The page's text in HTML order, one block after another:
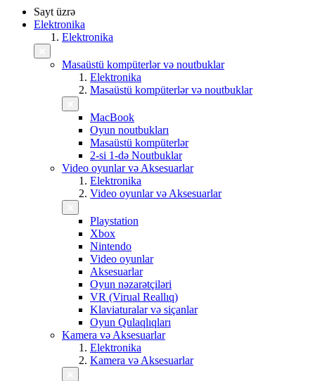
Sayt üzrə
Elektronika
Elektronika
Masaüstü kompüterlər və noutbuklar
Elektronika
Masaüstü kompüterlər və noutbuklar
MacBook
Oyun noutbukları
Masaüstü kompüterlər
2-si 1-də Noutbuklar
Video oyunlar və Aksesuarlar
Elektronika
Video oyunlar və Aksesuarlar
Playstation
Xbox
Nintendo
Video oyunlar
Aksesuarlar
Oyun nəzarətçiləri
VR (Virual Reallıq)
Klaviaturalar və siçanlar
Oyun Qulaqlıqları
Kamera və Aksesuarlar
Elektronika
Kamera və Aksesuarlar